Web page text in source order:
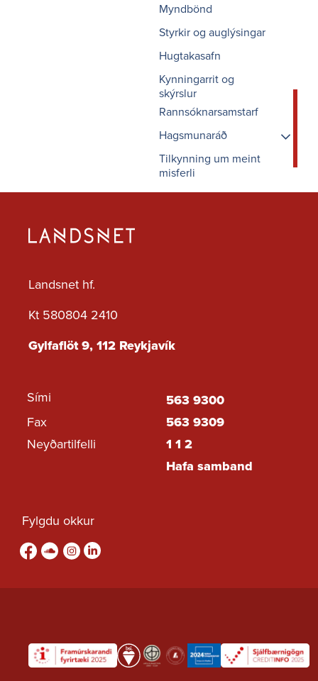
Myndbönd
Styrkir og auglýsingar
Hugtakasafn
Kynningarrit og
skýrslur
Rannsóknarsamstarf
Hagsmunaráð
Fundargögn
Um Hagsmunaráðið
Tilkynning um meint
misferli
Landsnet hf.
Kt 580804 2410
Gylfaflöt 9, 112 Reykjavík
Sími
563 9300
Fax
563 9309
Neyðartilfelli
1 1 2
Hafa samband
Fylgdu okkur
Fylgdu okkur á Facebook
sound-cloud
Fylgdu okkur á Instagram
Fylgdu okkur á Linkedin